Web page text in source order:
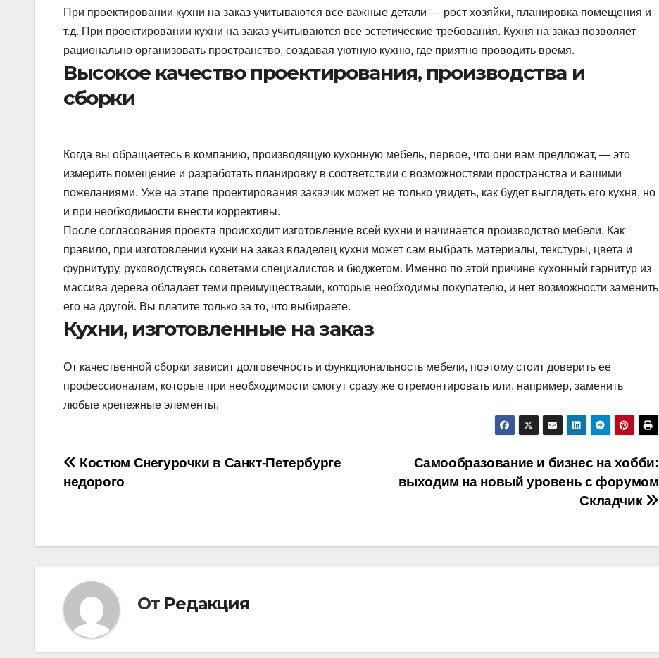
При проектировании кухни на заказ учитываются все важные детали — рост хозяйки, планировка помещения и
т.д. При проектировании кухни на заказ учитываются все эстетические требования. Кухня на заказ позволяет
рационально организовать пространство, создавая уютную кухню, где приятно проводить время.
Высокое качество проектирования, производства и
сборки
Когда вы обращаетесь в компанию, производящую кухонную мебель, первое, что они вам предложат, — это
измерить помещение и разработать планировку в соответствии с возможностями пространства и вашими
пожеланиями. Уже на этапе проектирования заказчик может не только увидеть, как будет выглядеть его кухня, но
и при необходимости внести коррективы.
После согласования проекта происходит изготовление всей кухни и начинается производство мебели. Как
правило, при изготовлении кухни на заказ владелец кухни может сам выбрать материалы, текстуры, цвета и
фурнитуру, руководствуясь советами специалистов и бюджетом. Именно по этой причине кухонный гарнитур из
массива дерева обладает теми преимуществами, которые необходимы покупателю, и нет возможности заменить
его на другой. Вы платите только за то, что выбираете.
Кухни, изготовленные на заказ
От качественной сборки зависит долговечность и функциональность мебели, поэтому стоит доверить ее
профессионалам, которые при необходимости смогут сразу же отремонтировать или, например, заменить
любые крепежные элементы.
Навигация
по
Самообразование и бизнес на хобби:
выходим на новый уровень с форумом
Складчик
Костюм Снегурочки в Санкт-Петербурге
недорого
От Редакция